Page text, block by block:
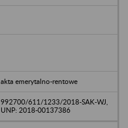
akta emerytalno-rentowe
992700/611/1233/2018-SAK-WJ,
UNP: 2018-00137386